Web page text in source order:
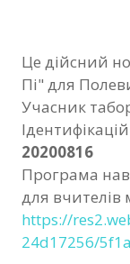
Це дійсний
Пі" для
Учасник
20200816
Програма
для
https://
24d17256/